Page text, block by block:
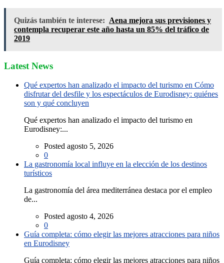
Quizás también te interese: Aena mejora sus previsiones y
contempla recuperar este año hasta un 85% del tráfico de
2019
Latest News
Qué expertos han analizado el impacto del turismo en Cómo
disfrutar del desfile y los espectáculos de Eurodisney: quiénes
son y qué concluyen
Qué expertos han analizado el impacto del turismo en
Eurodisney:...
Posted agosto 5, 2026
0
La gastronomía local influye en la elección de los destinos
turísticos
La gastronomía del área mediterránea destaca por el empleo
de...
Posted agosto 4, 2026
0
Guía completa: cómo elegir las mejores atracciones para niños
en Eurodisney
Guía completa: cómo elegir las mejores atracciones para niños